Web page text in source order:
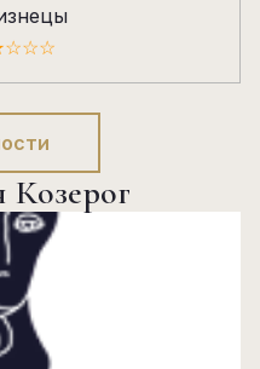
Козерог